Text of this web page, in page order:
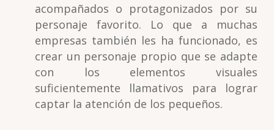
acompañados o protagonizados por su
personaje favorito. Lo que a muchas
empresas también les ha funcionado, es
crear un personaje propio que se adapte
con los elementos visuales
suficientemente llamativos para lograr
captar la atención de los pequeños.